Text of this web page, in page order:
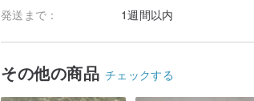
発送まで：
1週間以内
その他の商品 チェックする